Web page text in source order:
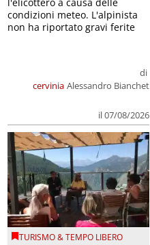
cervinia
di
Alessandro Bianchet
il 07/08/2026
l'elicottero a causa delle
condizioni meteo. L'alpinista
non ha riportato gravi ferite
TURISMO & TEMPO LIBERO